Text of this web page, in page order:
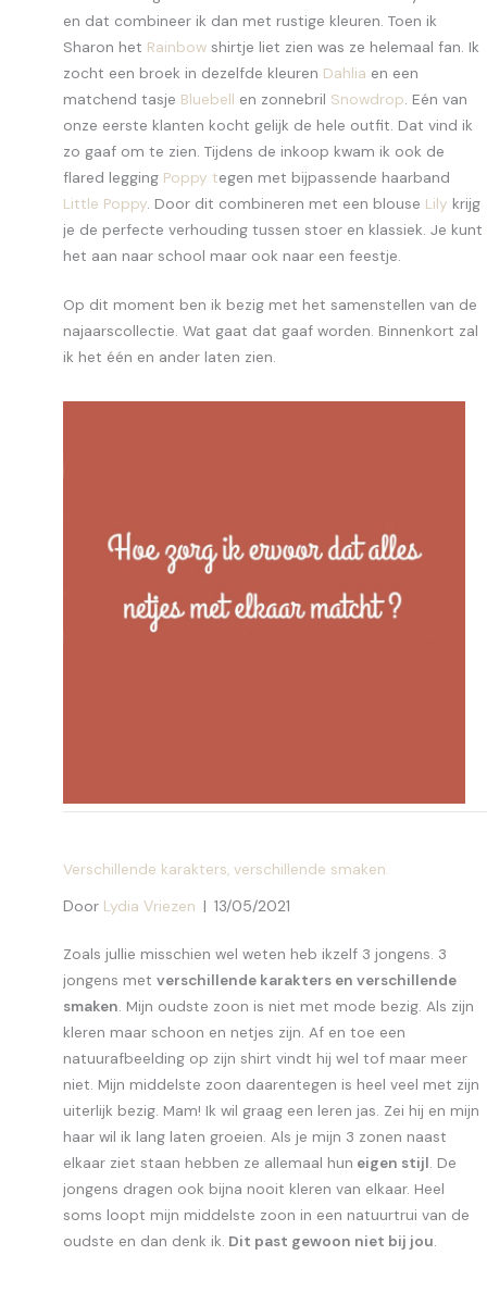
en dat combineer ik dan met rustige kleuren. Toen ik
Sharon het Rainbow shirtje liet zien was ze helemaal fan. Ik
zocht een broek in dezelfde kleuren Dahlia en een
matchend tasje Bluebell en zonnebril Snowdrop . Eén van
onze eerste klanten kocht gelijk de hele outfit. Dat vind ik
zo gaaf om te zien. Tijdens de inkoop kwam ik ook de
flared legging Poppy tegen met bijpassende haarband
Little Poppy . Door dit combineren met een blouse Lily krijg
je de perfecte verhouding tussen stoer en klassiek. Je kunt
het aan naar school maar ook naar een feestje.
Op dit moment ben ik bezig met het samenstellen van de
najaarscollectie. Wat gaat dat gaaf worden. Binnenkort zal
ik het één en ander laten zien.
Verschillende karakters, verschillende smaken.
Door Lydia Vriezen | 13/05/2021
Zoals jullie misschien wel weten heb ikzelf 3 jongens. 3
jongens metverschillende karakters en verschillende
smaken. Mijn oudste zoon is niet met mode bezig. Als zijn
kleren maar schoon en netjes zijn. Af en toe een
natuurafbeelding op zijn shirt vindt hij wel tof maar meer
niet. Mijn middelste zoon daarentegen is heel veel met zijn
uiterlijk bezig. Mam! Ik wil graag een leren jas. Zei hij en mijn
haar wil ik lang laten groeien. Als je mijn 3 zonen naast
elkaar ziet staan hebben ze allemaal hun eigen stijl. De
jongens dragen ook bijna nooit kleren van elkaar. Heel
soms loopt mijn middelste zoon in een natuurtrui van de
oudste en dan denk ik. Dit past gewoon niet bij jou.